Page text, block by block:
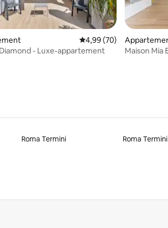
van 5 op 5, 6 recensies
Gemiddelde
4,99 (70)
- Luxe-appartement
Maison Mia
Roma Termini Roma Termini